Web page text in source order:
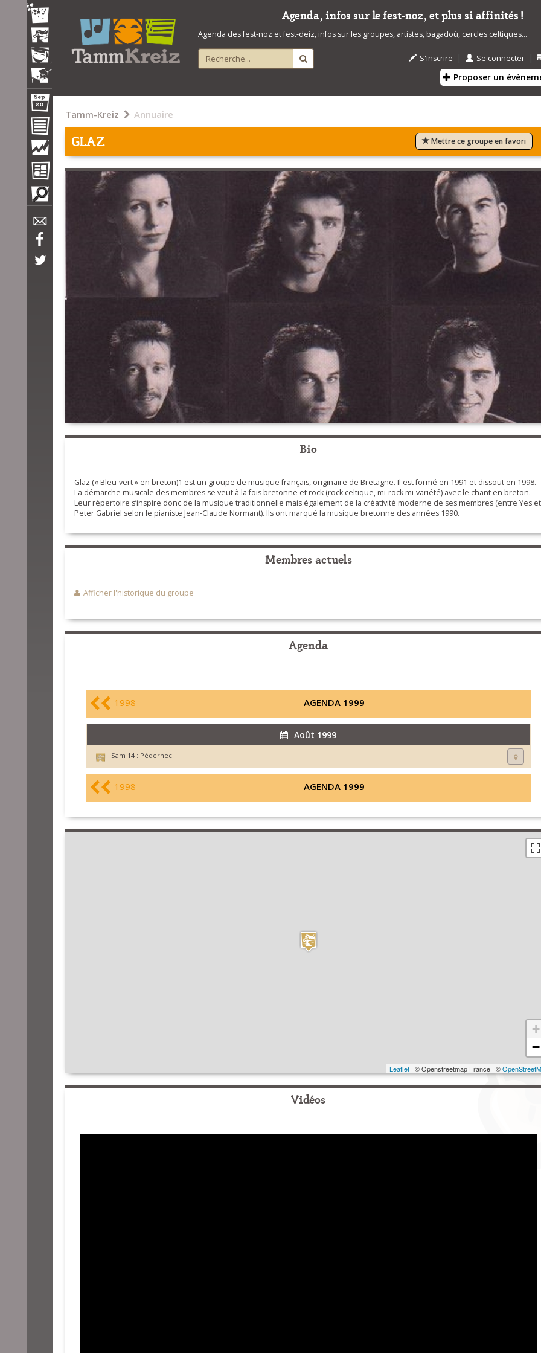
Agenda, infos sur le fest-noz, et plus si affinités !
Agenda des fest-noz et fest-deiz, infos sur les groupes, artistes, bagadoù, cercles celtiques...
S'inscrire | Se connecter |
Proposer un
Tamm-Kreiz Annuaire
GLAZ Mettre ce groupe en favori
Bio
Glaz (« Bleu-vert » en breton)1 est un groupe de musique français, originaire de Bretagne. Il est formé en 1991 et dissout en 1998.
La démarche musicale des membres se veut à la fois bretonne et rock (rock celtique, mi-rock mi-variété) avec le chant en breton.
Leur répertoire s’inspire donc de la musique traditionnelle mais également de la créativité moderne de ses membres (entre Yes et
Peter Gabriel selon le pianiste Jean-Claude Normant). Ils ont marqué la musique bretonne des années 1990.
Membres actuels
Afficher l'historique du groupe
Agenda
1998 AGENDA 1999
Août 1999
Sam 14 : Pédernec
1998 AGENDA 1999
+
−
Leaflet| © Openstreetmap France | ©
Vidéos